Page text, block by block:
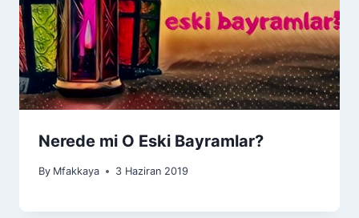
Nerede mi O Eski Bayramlar?
By Mfakkaya 3 Haziran 2019